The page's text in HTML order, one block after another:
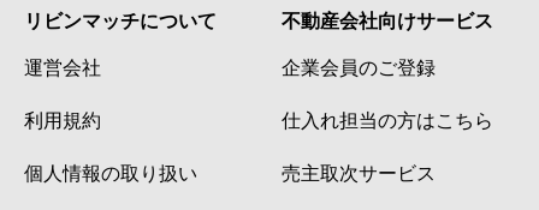
リビンマッチについて
運営会社
利用規約
個人情報の取り扱い
不動産会社向けサービス
企業会員のご登録
仕入れ担当の方はこちら
売主取次サービス